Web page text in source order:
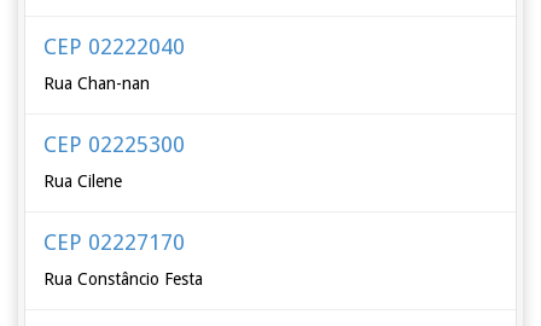
CEP 02222040
Rua Chan-nan
CEP 02225300
Rua Cilene
CEP 02227170
Rua Constâncio Festa